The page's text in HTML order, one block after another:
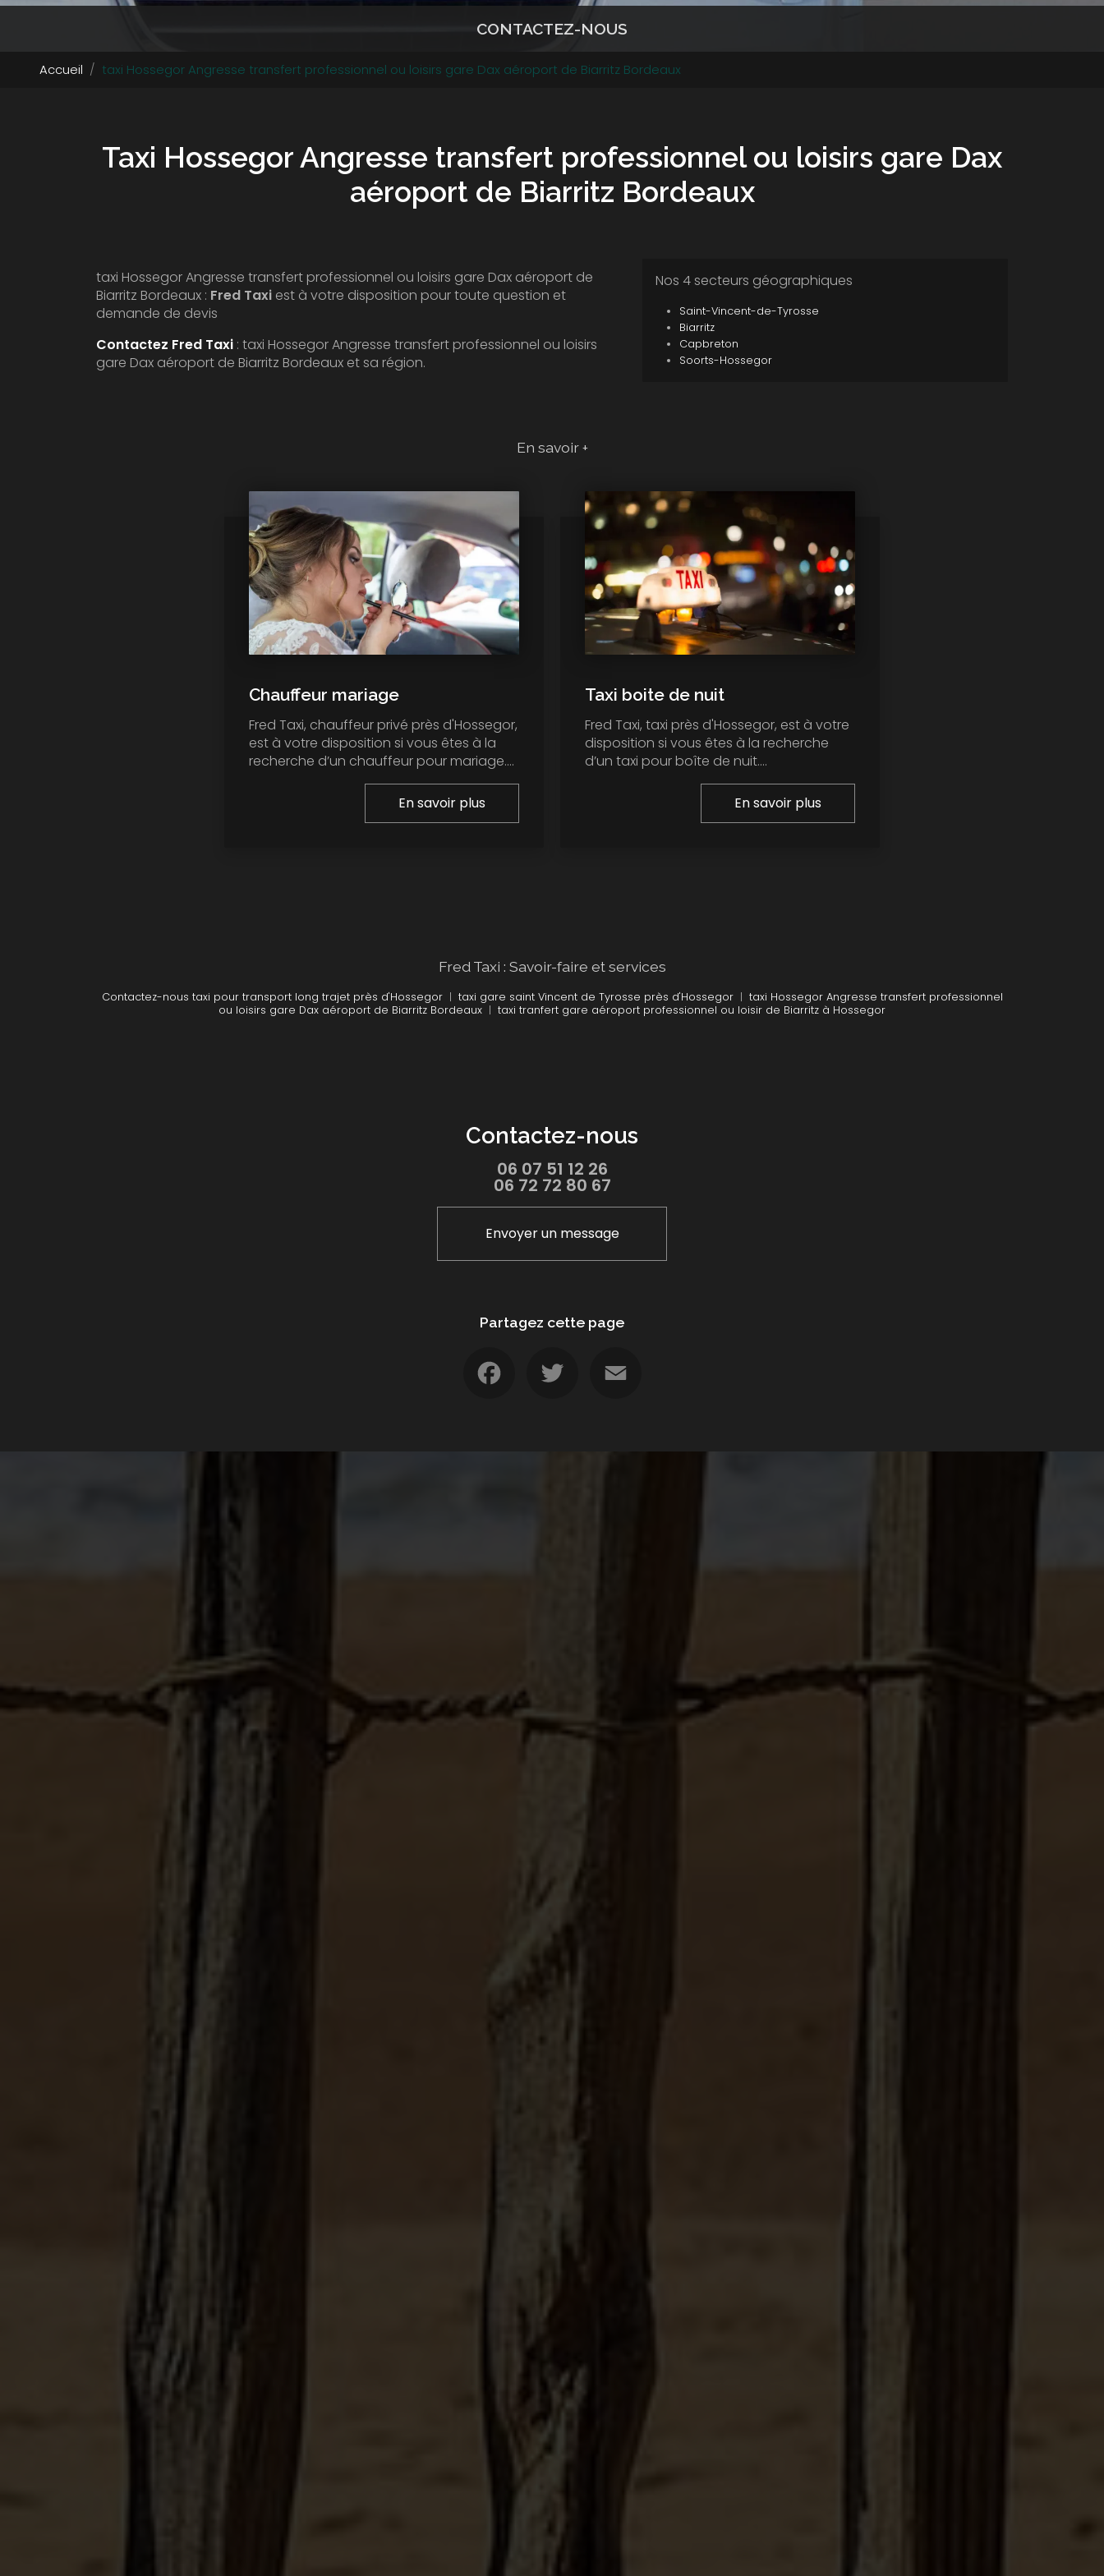
CONTACTEZ-NOUS
Accueil taxi Hossegor Angresse transfert professionnel ou loisirs gare Dax aéroport de Biarritz Bordeaux
Taxi Hossegor Angresse transfert professionnel ou loisirs gare Dax
aéroport de Biarritz Bordeaux
taxi Hossegor Angresse transfert professionnel ou loisirs gare Dax aéroport de
Biarritz Bordeaux : Fred Taxi est à votre disposition pour toute question et
demande de devis
Contactez Fred Taxi : taxi Hossegor Angresse transfert professionnel ou loisirs
gare Dax aéroport de Biarritz Bordeaux et sa région.
Nos 4 secteurs géographiques
Saint-Vincent-de-Tyrosse
Biarritz
Capbreton
Soorts-Hossegor
En savoir +
Chauffeur mariage
Fred Taxi, chauffeur privé près d'Hossegor,
est à votre disposition si vous êtes à la
recherche d’un chauffeur pour mariage....
En savoir plus
Taxi boite de nuit
Fred Taxi, taxi près d'Hossegor, est à votre
disposition si vous êtes à la recherche
d’un taxi pour boîte de nuit....
En savoir plus
Fred Taxi : Savoir-faire et services
Contactez-nous taxi pour transport long trajet près d'Hossegor| taxi gare saint Vincent de Tyrosse près d'Hossegor| taxi Hossegor Angresse transfert professionnel
ou loisirs gare Dax aéroport de Biarritz Bordeaux | taxi tranfert gare aéroport professionnel ou loisir de Biarritz à Hossegor
Contactez-nous
06 07 51 12 26
06 72 72 80 67
Envoyer un message
Partagez cette page